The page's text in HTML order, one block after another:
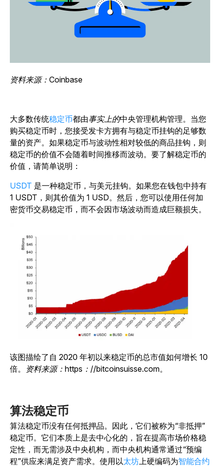
资料来源：Coinbase
大多数传统稳定币都由事实上的中央管理机构管理。当您
购买稳定币时，您接受发卡方拥有与稳定币挂钩的足够数
量的资产。如果稳定币与波动性相对较低的商品挂钩，则
稳定币的价值不会随着时间推移而波动。要了解稳定币的
价值，请简单说明：
USDT 是一种稳定币，与美元挂钩。如果您在钱包中持有
1 USDT，则其价值为 1 USD。然后，您可以使用任何加
密货币交易稳定币，而不会因市场波动而造成巨额损失。
该图描绘了自 2020 年初以来稳定币的总市值如何增长 10
倍。 资料来源：https：//bitcoinsuisse.com。
算法稳定币
算法稳定币没有任何抵押品。因此，它们被称为“非抵押”
稳定币。它们本质上是去中心化的，旨在提高市场价格稳
定性，而无需涉及中央机构，而中央机构通常通过“预编
程”供应来满足资产需求。使用以太坊 上硬编码为智能合约